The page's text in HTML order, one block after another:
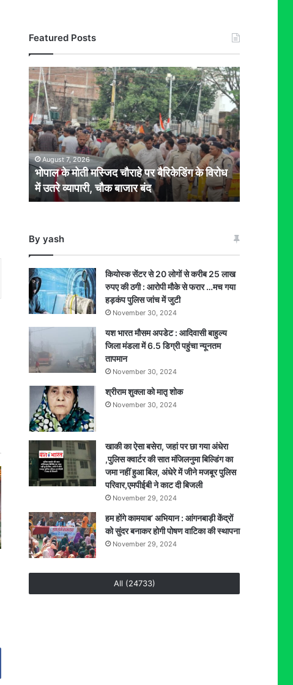
Featured Posts
भोपाल
के
मोती
मस्जिद
चौराहे
पर
बैरिकेडिंग
के
विरोध
उतरे
बाजार
बंद
August 7, 2026
भोपाल के मोती मस्जिद चौराहे पर बैरिकेडिंग के विरोध
में उतरे व्यापारी, चौक बाजार बंद
By yash
कियोस्क सेंटर से 20 लोगों से करीब 25 लाख
रुपए की ठगी : आरोपी मौके से फरार …मच गया
हड़कंप पुलिस जांच में जुटी
November 30, 2024
यश भारत मौसम अपडेट : आदिवासी बाहुल्य
जिला मंडला में 6.5 डिग्री पहुंचा न्यूनतम
तापमान
November 30, 2024
श्रीराम शुक्ला को मातृ शोक
November 30, 2024
खाकी का ऐसा बसेरा, जहां पर छा गया अंधेरा
,पुलिस क्वार्टर की सात मंजिलनुमा बिल्डिंग का
जमा नहीं हुआ बिल, अंधेरे में जीने मजबूर पुलिस
परिवार,एमपीईबी ने काट दी बिजली
November 29, 2024
हम होंगे कामयाब’ अभियान : आंगनबाड़ी केंद्रों
को सुंदर बनाकर होगी पोषण वाटिका की स्थापना
November 29, 2024
All (24733)